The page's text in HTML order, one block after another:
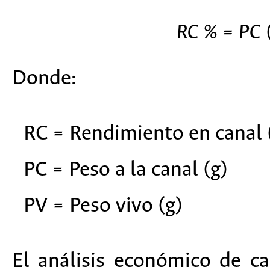
RC % = PC
Donde:
RC = Rendimiento en canal
PC = Peso a la canal (g)
PV = Peso vivo (g)
El análisis económico de